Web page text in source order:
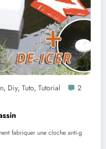
, Diy, Tuto, Tutorial
2
fabriquer une cloche anti-g